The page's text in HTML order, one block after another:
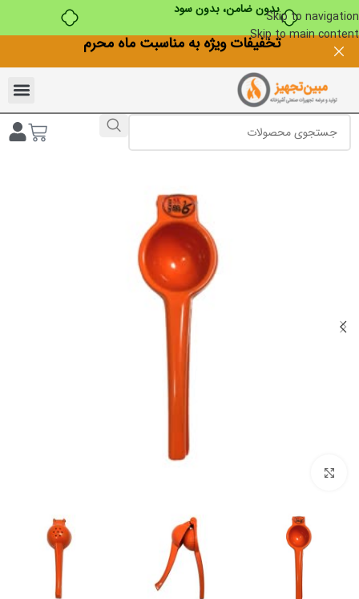
Skip to navigation
Skip to main contentتخفیفات ویژه به مناسبت ماه محرم